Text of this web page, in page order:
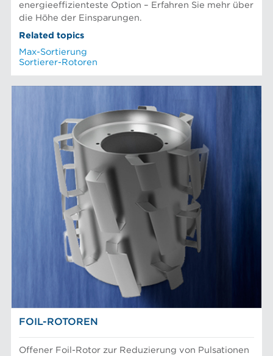
energieeffizienteste Option – Erfahren Sie mehr über
die Höhe der Einsparungen.
Related topics
Max-Sortierung
Sortierer-Rotoren
FOIL-ROTOREN
Offener Foil-Rotor zur Reduzierung von Pulsationen